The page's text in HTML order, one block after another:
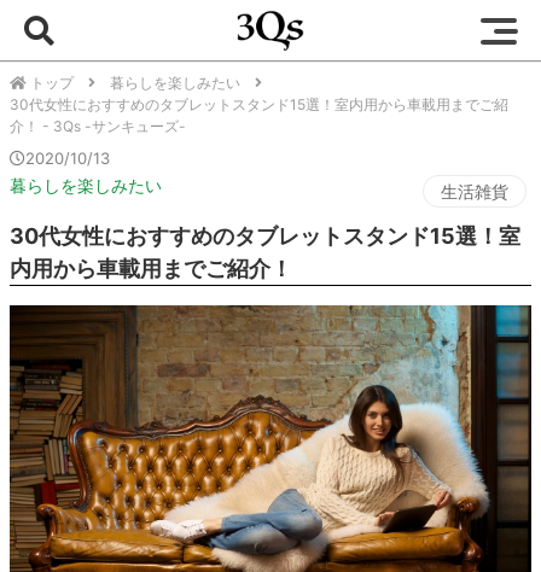
トップ
暮らしを楽しみたい
30代女性におすすめのタブレットスタンド15選！室内用から車載用までご紹
介！ - 3Qs -サンキューズ-
2020/10/13
暮らしを楽しみたい 生活雑貨
30代女性におすすめのタブレットスタンド15選！室
内用から車載用までご紹介！